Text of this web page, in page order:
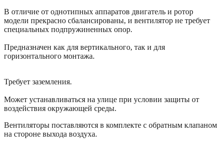
В отличие от однотипных аппаратов двигатель и ротор
модели прекрасно сбалансированы, и вентилятор не требует
специальных подпружиненных опор.
Предназначен как для вертикального, так и для
горизонтального монтажа.
Требует заземления.
Может устанавливаться на улице при условии защиты от
воздействия окружающей среды.
Вентиляторы поставляются в комплекте с обратным клапаном
на стороне выхода воздуха.